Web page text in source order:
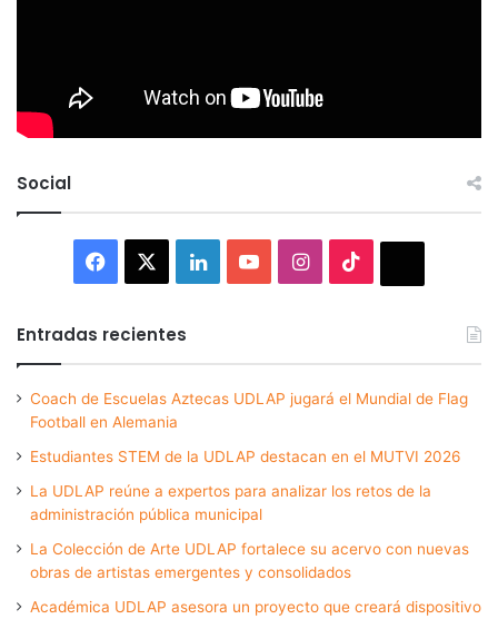
Social
Facebook LinkedInYouTubeInstagram
Entradas recientes
Coach de Escuelas Aztecas UDLAP jugará el Mundial de Flag
Football en Alemania
Estudiantes STEM de la UDLAP destacan en el MUTVI 2026
La UDLAP reúne a expertos para analizar los retos de la
administración pública municipal
La Colección de Arte UDLAP fortalece su acervo con nuevas
obras de artistas emergentes y consolidados
Académica UDLAP asesora un proyecto que creará dispositivo